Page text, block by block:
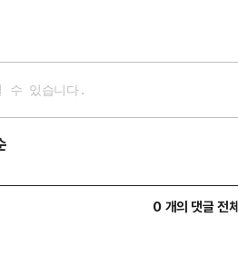
0 개의 댓글 전